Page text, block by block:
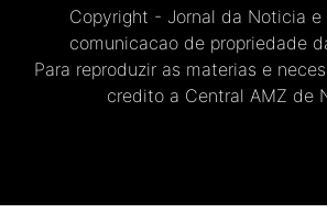
Copyright - Jornal da Noticia
comunicacao de propriedade
Para reproduzir as materias e
credito a Central AMZ de